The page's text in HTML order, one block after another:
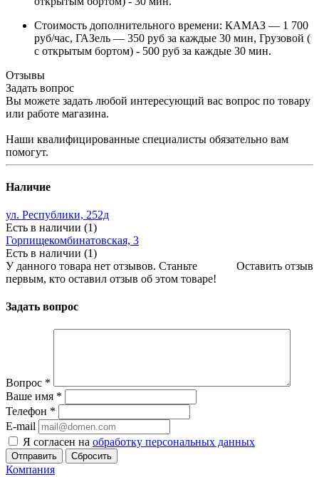
Стоимость дополнительного времени: КАМАЗ — 1 700
руб/час, ГАЗель — 350 руб за каждые 30 мин, Грузовой (
с открытым бортом) - 500 руб за каждые 30 мин.
Отзывы
Задать вопрос
Вы можете задать любой интересующий вас вопрос по товару
или работе магазина.
Наши квалифицированные специалисты обязательно вам
помогут.
Наличие
ул. Республики, 252д
Есть в наличии (1)
Горпищекомбинатовская, 3
Есть в наличии (1)
Оставить отзыв
У данного товара нет отзывов. Станьте
первым, кто оставил отзыв об этом товаре!
Задать вопрос
Вопрос *
Ваше имя *
Телефон *
E-mail
Я согласен на обработку персональных данных
Сбросить
Компания